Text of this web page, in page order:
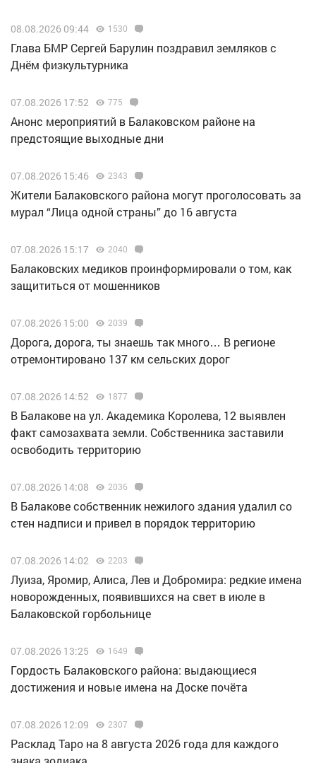
08.08.2026 09:44 1530
Глава БМР Сергей Барулин поздравил земляков с
Днём физкультурника
07.08.2026 17:52 775
Анонс мероприятий в Балаковском районе на
предстоящие выходные дни
07.08.2026 15:46 2343
Жители Балаковского района могут проголосовать за
мурал “Лица одной страны” до 16 августа
07.08.2026 15:17 2040
Балаковских медиков проинформировали о том, как
защититься от мошенников
07.08.2026 15:00 2039
Дорога, дорога, ты знаешь так много… В регионе
отремонтировано 137 км сельских дорог
07.08.2026 14:52 1877
В Балакове на ул. Академика Королева, 12 выявлен
факт самозахвата земли. Собственника заставили
освободить территорию
07.08.2026 14:08 2036
В Балакове собственник нежилого здания удалил со
стен надписи и привел в порядок территорию
07.08.2026 14:02 2203
Луиза, Яромир, Алиса, Лев и Добромира: редкие имена
новорожденных, появившихся на свет в июле в
Балаковской горбольнице
07.08.2026 13:25 1649
Гордость Балаковского района: выдающиеся
достижения и новые имена на Доске почёта
07.08.2026 12:09 2307
Расклад Таро на 8 августа 2026 года для каждого